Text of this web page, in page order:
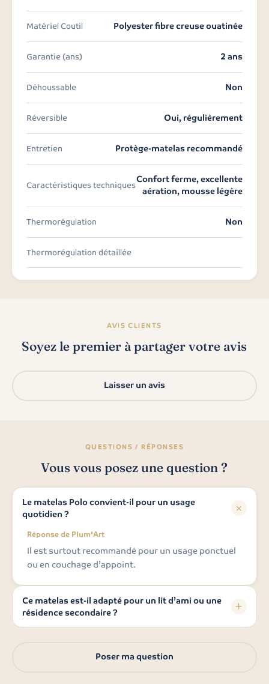
Matériel Coutil Polyester fibre creuse ouatinée
Garantie (ans) 2 ans
Déhoussable Non
Réversible Oui, régulièrement
Entretien Protège-matelas recommandé
Caractéristiques techniques
Confort ferme, excellente
aération, mousse légère
Thermorégulation Non
Thermorégulation détaillée
AVIS CLIENTS
Soyez le premier à partager votre avis
Laisser un avis
QUESTIONS / RÉPONSES
Vous vous posez une question ?
Le matelas Polo convient-il pour un usage
quotidien ?
Réponse de Plum'Art
Il est surtout recommandé pour un usage ponctuel
ou en couchage d’appoint.
Ce matelas est-il adapté pour un lit d’ami ou une
résidence secondaire ?
Poser ma question